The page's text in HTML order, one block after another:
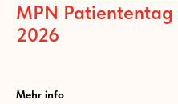
MPN Patiententag
2026
Mehr info